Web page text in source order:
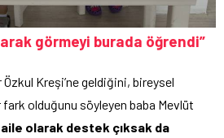
görmeyi burada öğrendi”
Özkul Kreşi’ne geldiğini, bireysel
olduğunu söyleyen baba Mevlüt
aile olarak destek çıksak da